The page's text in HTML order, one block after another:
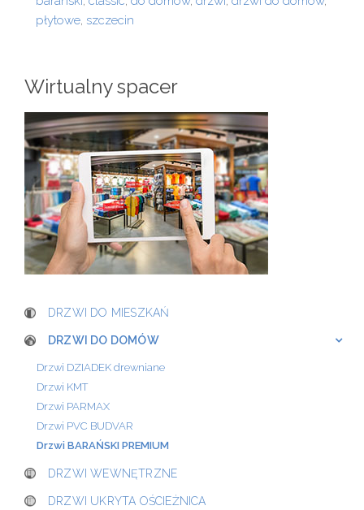
płytowe, szczecin
Wirtualny spacer
DRZWI DO MIESZKAŃ
DRZWI DO DOMÓW
Drzwi DZIADEK drewniane
Drzwi KMT
Drzwi PARMAX
Drzwi PVC BUDVAR
Drzwi BARAŃSKI PREMIUM
DRZWI WEWNĘTRZNE
DRZWI UKRYTA OŚCIEŻNICA